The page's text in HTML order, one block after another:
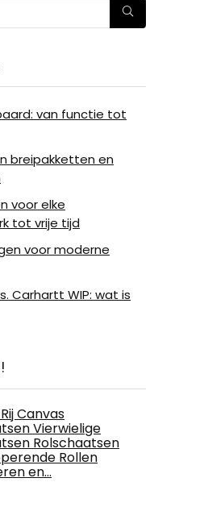
van functie tot
breipakketten en
voor elke
tot vrije tijd
voor moderne
Carhartt WIP: wat is
Canvas
Vierwielige
Rolschaatsen
Rollen
en…